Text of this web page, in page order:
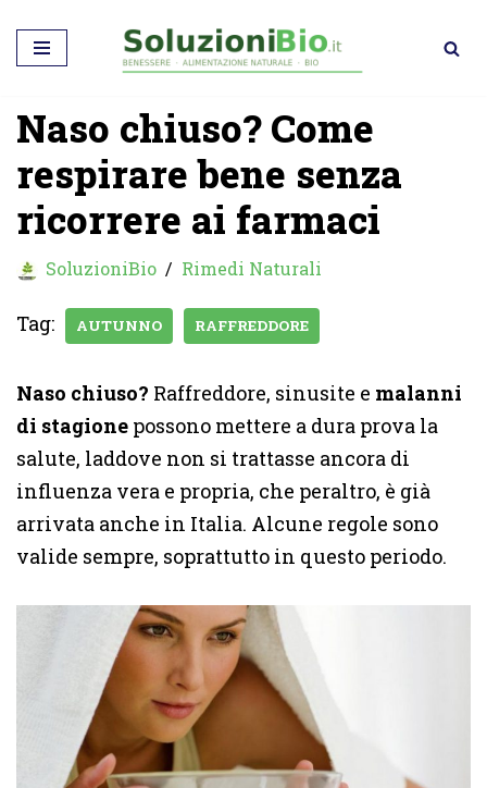
Vai
contenuto
Naso chiuso? Come
respirare bene senza
ricorrere ai farmaci
SoluzioniBio Rimedi Naturali
Tag: AUTUNNO RAFFREDDORE
Naso chiuso? Raffreddore, sinusite e malanni
di stagione possono mettere a dura prova la
salute, laddove non si trattasse ancora di
influenza vera e propria, che peraltro, è già
arrivata anche in Italia. Alcune regole sono
valide sempre, soprattutto in questo periodo.